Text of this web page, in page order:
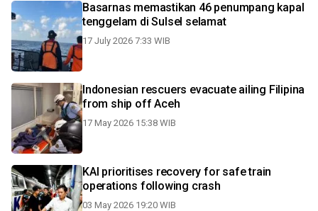
Basarnas memastikan 46 penumpang kapal
tenggelam di Sulsel selamat
17 July 2026 7:33 WIB
Indonesian rescuers evacuate ailing Filipina
from ship off Aceh
17 May 2026 15:38 WIB
KAI prioritises recovery for safe train
operations following crash
03 May 2026 19:20 WIB